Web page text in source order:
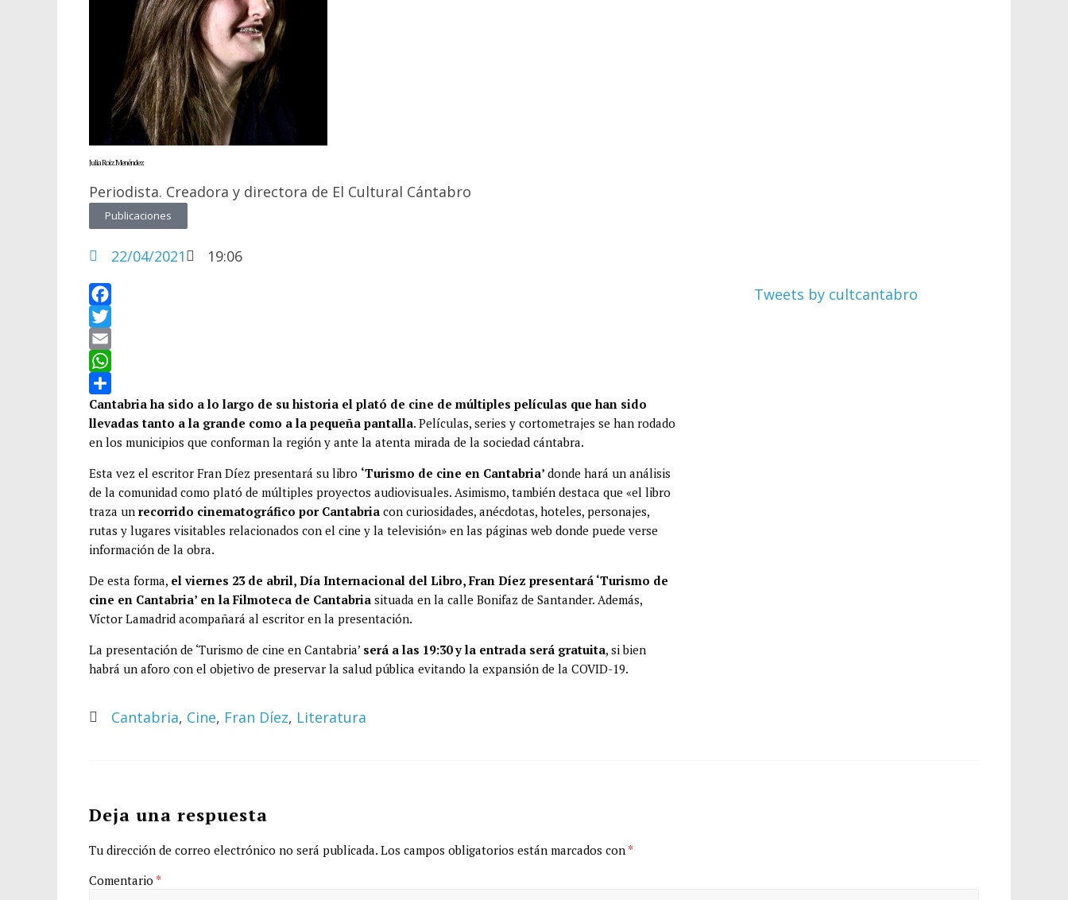
Julia Roiz Menéndez
Periodista. Creadora y directora de El Cultural Cántabro
Publicaciones
22/04/2021 19:06
F
a
c
e
b
o
o
k
T
w
t
t
e
r
E
m
a
i
l
W
h
a
t
s
A
p
p
C
o
m
p
a
r
t
r
Cantabria ha sido a lo largo de su historia el plató de cine de múltiples películas que han sido
llevadas tanto a la grande como a la pequeña pantalla. Películas, series y cortometrajes se han rodado
en los municipios que conforman la región y ante la atenta mirada de la sociedad cántabra.
Esta vez el escritor Fran Díez presentará su libro ‘Turismo de cine en Cantabria’ donde hará un análisis
de la comunidad como plató de múltiples proyectos audiovisuales. Asimismo, también destaca que «el libro
traza un recorrido cinematográfico por Cantabria con curiosidades, anécdotas, hoteles, personajes,
rutas y lugares visitables relacionados con el cine y la televisión» en las páginas web donde puede verse
información de la obra.
De esta forma, el viernes 23 de abril, Día Internacional del Libro, Fran Díez presentará ‘Turismo de
cine en Cantabria’ en la Filmoteca de Cantabria situada en la calle Bonifaz de Santander. Además,
Víctor Lamadrid acompañará al escritor en la presentación.
La presentación de ‘Turismo de cine en Cantabria’ será a las 19:30 y la entrada será gratuita, si bien
habrá un aforo con el objetivo de preservar la salud pública evitando la expansión de la COVID-19.
Cantabria, Cine, Fran Díez, Literatura
Tweets by cultcantabro
Deja una respuesta
Tu dirección de correo electrónico no será publicada. Los campos obligatorios están marcados con *
Comentario *